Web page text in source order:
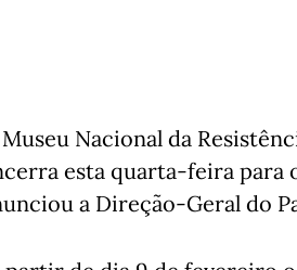
Nacional da
esta quarta-feira para
a Direção-Geral do